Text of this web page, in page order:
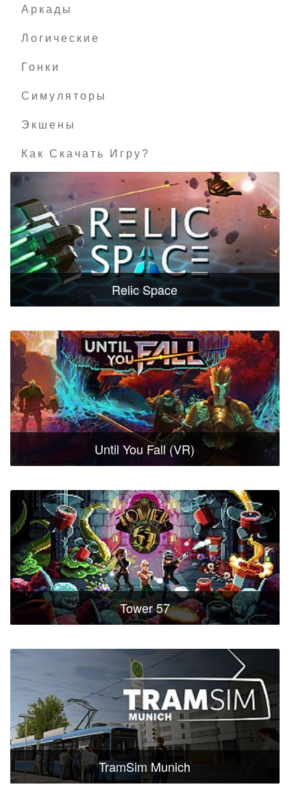
Аркады
Логические
Гонки
Симуляторы
Экшены
Как Скачать Игру?
Relic Space
Until You Fall (VR)
Tower 57
TramSim Munich